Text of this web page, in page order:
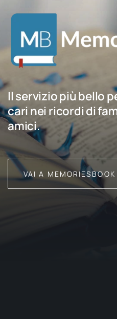
Il servizio più bello
cari nei ricordi di
amici.
VAI A MEMORIESBOOK